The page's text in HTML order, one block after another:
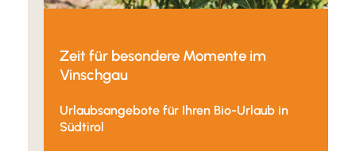
Zeit für besondere Momente im
Vinschgau
Urlaubsangebote für Ihren Bio-Urlaub in
Südtirol